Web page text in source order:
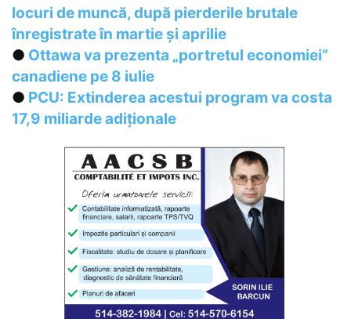
locuri de muncă, după pierderile brutale
înregistrate în martie și aprilie
● Ottawa va prezenta „portretul economiei”
canadiene pe 8 iulie
● PCU: Extinderea acestui program va costa
17,9 miliarde adiționale